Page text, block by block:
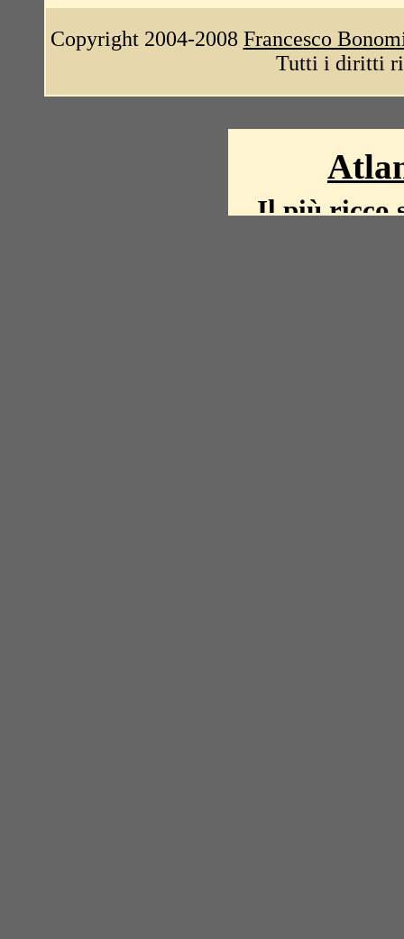
Copyright 2004-2008 Francesco
Tutti i diritti
Il più ricco